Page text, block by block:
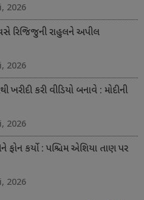
2026
રિજિજુની રાહુલને અપીલ
2026
કરી વીડિયો બનાવે : મોદીની
2026
ફોન કર્યો : પશ્ચિમ એશિયા તાણ પર
2026